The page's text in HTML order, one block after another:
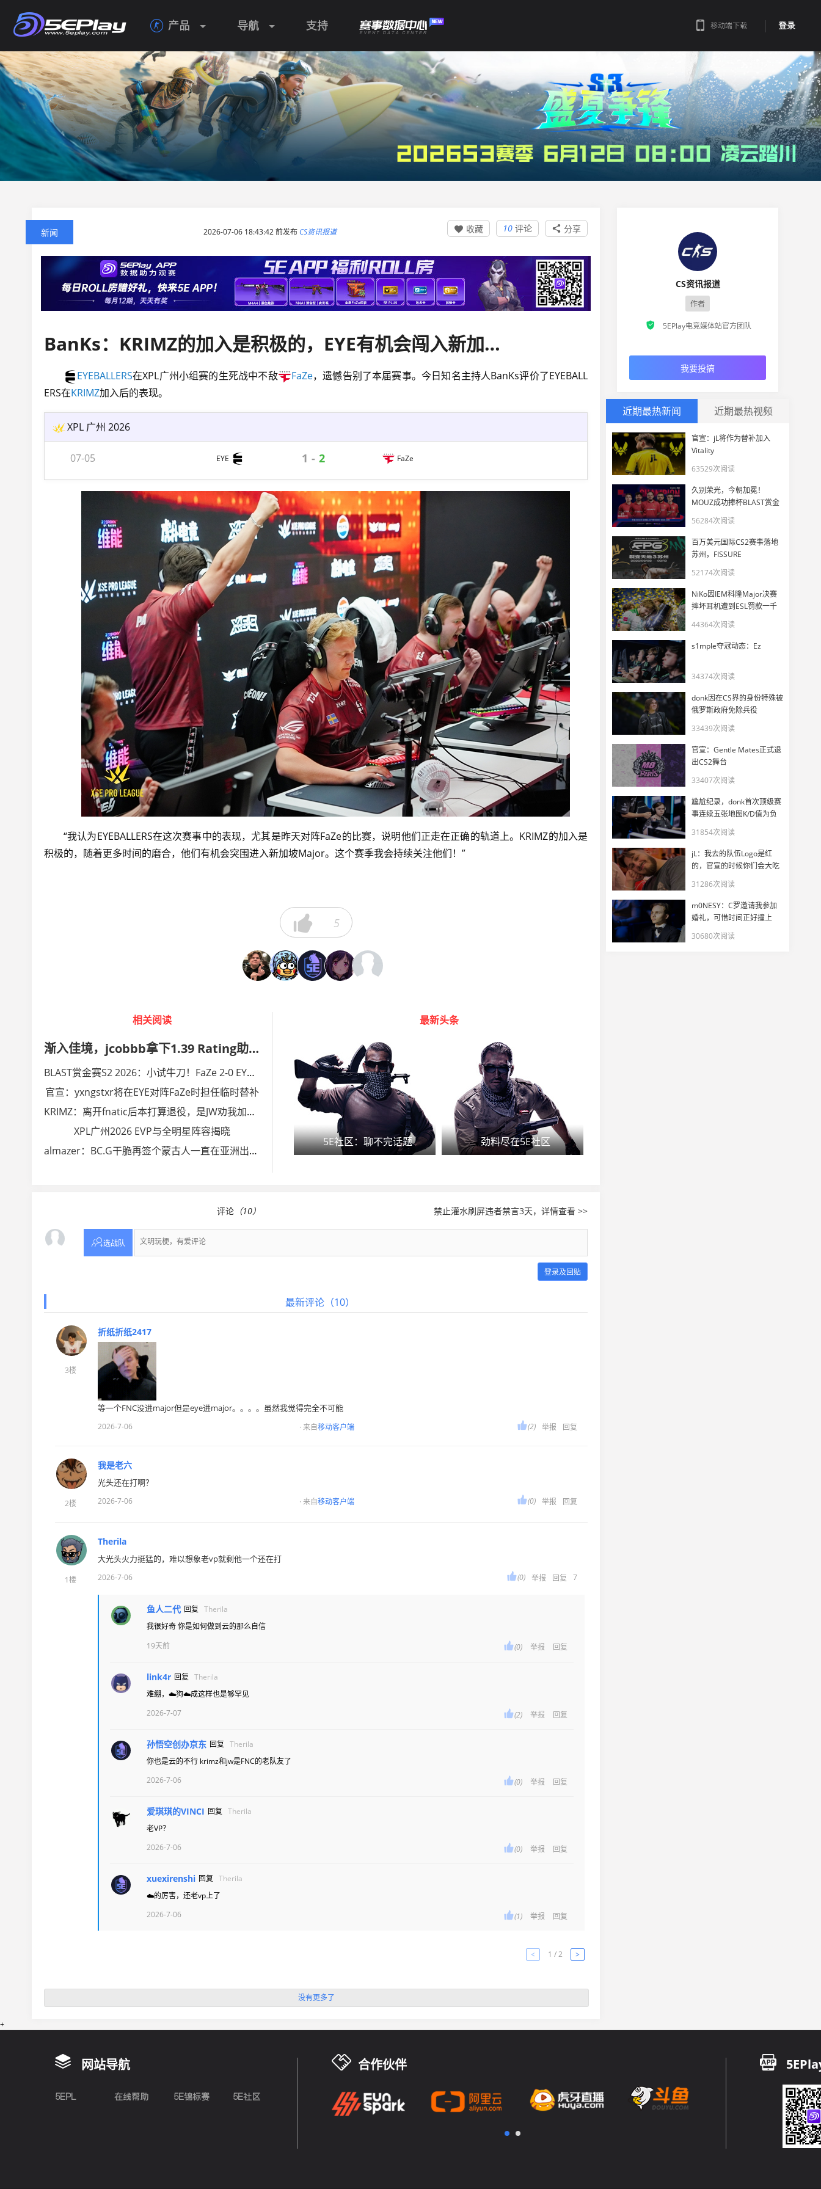
 产品 导航 支持 登录
移动端下载
新闻 2026-07-06 18:43:42 前发布 CS资讯报道  分享
10 评论
 收藏
BanKs：KRIMZ的加入是积极的，EYE有机会闯入新加坡Major
EYEBALLERS在XPL广州小组赛的生死战中不敌 FaZe，遗憾告别了本届赛事。今日知名主持人BanKs评价了EYEBALL
ERS在KRIMZ加入后的表现。
XPL 广州 2026
07-05 EYE 1 - 2 FaZe
“我认为EYEBALLERS在这次赛事中的表现，尤其是昨天对阵FaZe的比赛，说明他们正走在正确的轨道上。KRIMZ的加入是
积极的，随着更多时间的磨合，他们有机会突围进入新加坡Major。这个赛季我会持续关注他们！”
 5
相关阅读
渐入佳境，jcobbb拿下1.39 Rating助力队伍复仇EYE
BLAST赏金赛S2 2026：小试牛刀！FaZe 2-0 EYEBALLERS
官宣：yxngstxr将在EYE对阵FaZe时担任临时替补
KRIMZ：离开fnatic后本打算退役，是JW劝我加入了EYE
XPL广州2026 EVP与全明星阵容揭晓
almazer：BC.G干脆再签个蒙古人一直在亚洲出贴纸得了
最新头条
5E社区：聊不完话题 劲料尽在5E社区
禁止灌水刷屏违者禁言3天，详情查看 >>
评论 （10）
选战队
登录及回贴
最新评论（10）
3楼
折纸折纸2417
等一个FNC没进major但是eye进major。。。。虽然我觉得完全不可能
2026-7-06 · 来自移动客户端 回复
举报
(2)
2楼
我是老六
光头还在打啊？
2026-7-06 · 来自移动客户端 回复
举报
(0)
1楼
Therila
大光头火力挺猛的，难以想象老vp就剩他一个还在打
2026-7-06 7
回复
举报
(0)
鱼人二代 回复 Therila
我很好奇 你是如何做到云的那么自信
(0) 举报 回复
19天前
link4r 回复 Therila
难绷，☁️狗☁️成这样也是够罕见
(2) 举报 回复
2026-7-07
孙悟空创办京东 回复 Therila
你也是云的不行 krimz和jw是FNC的老队友了
(0) 举报 回复
2026-7-06
爱琪琪的VINCI 回复 Therila
老VP？
(0) 举报 回复
2026-7-06
xuexirenshi 回复 Therila
☁️的厉害，还老vp上了
(1) 举报 回复
2026-7-06
< 1 / 2 >
没有更多了
CS资讯报道
作者
 5EPlay电竞媒体站官方团队
我要投搞
近期最热新闻 近期最热视频
官宣：jL将作为替补加入
Vitality
63529次阅读
久别荣光，今朝加冕！
MOUZ成功捧杯BLAST赏金
赛S2 2026
56284次阅读
百万美元国际CS2赛事落地
苏州，FISSURE
PLAYGROUND 3正式官宣
52174次阅读
NiKo因IEM科隆Major决赛
摔坏耳机遭到ESL罚款一千
44364次阅读
s1mple夺冠动态：Ez
34374次阅读
donk因在CS界的身份特殊被
俄罗斯政府免除兵役
33439次阅读
官宣：Gentle Mates正式退
出CS2舞台
33407次阅读
尴尬纪录，donk首次顶级赛
事连续五张地图K/D值为负
31854次阅读
jL：我去的队伍Logo是红
的，官宣的时候你们会大吃
31286次阅读
m0NESY：C罗邀请我参加
婚礼，可惜时间正好撞上
30680次阅读
+
网站导航
5EPL 在线帮助 5E锦标赛 5E社区
合作伙伴